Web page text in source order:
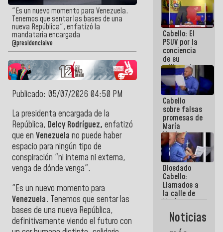
"Es un nuevo momento para Venezuela.
Tenemos que sentar las bases de una
nueva República", enfatizó la
mandataria encargada
@presidencialve
Publicado: 05/07/2026 04:50 PM
La presidenta encargada de la
República, Delcy Rodríguez, enfatizó
que en Venezuela no puede haber
espacio para ningún tipo de
conspiración "ni interna ni externa,
venga de dónde venga".
"Es un nuevo momento para
Venezuela. Tenemos que sentar las
bases de una nueva República,
definitivamente viendo el futuro con
de María
Machado:
¡Créanle!
Cabello: El
PSUV por la
conciencia
de su
militancia
es la
organización
política más
sólida de
Venezuela
Cabello
sobre falsas
promesas de
María
Machado:
¿Quién le
puede creer?
¿Y la gente
que ella iba
a salvar en
La Guaira?
Diosdado
Cabello:
Llamados a
la calle de
María
Machado se
estrellaron
de frente
Noticias